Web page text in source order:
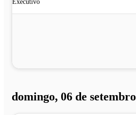
Executivo
domingo, 06 de setembro